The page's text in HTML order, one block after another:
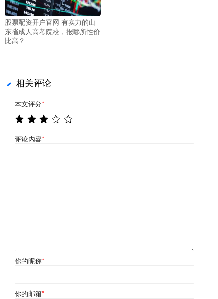
股票配资开户官网 有实力的山
东省成人高考院校，报哪所性价
比高？
相关评论
本文评分*
评论内容*
你的昵称*
你的邮箱*